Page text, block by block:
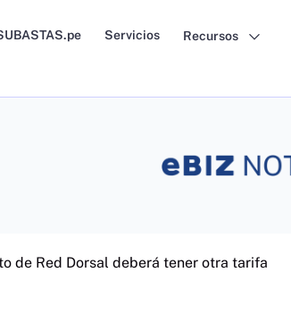
Servicios Recursos
de Red Dorsal deberá tener otra tarifa